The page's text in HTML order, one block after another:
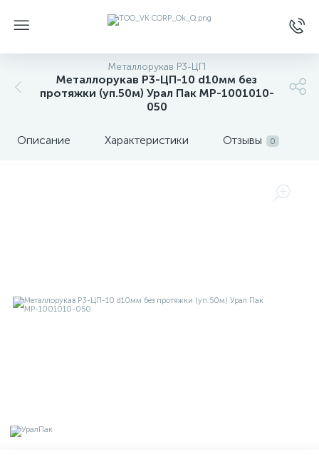
Металлорукав Р3-ЦП
Металлорукав Р3-ЦП-10 d10мм без
протяжки (уп.50м) Урал Пак МР-1001010-
050
Описание Характеристики Отзывы 0